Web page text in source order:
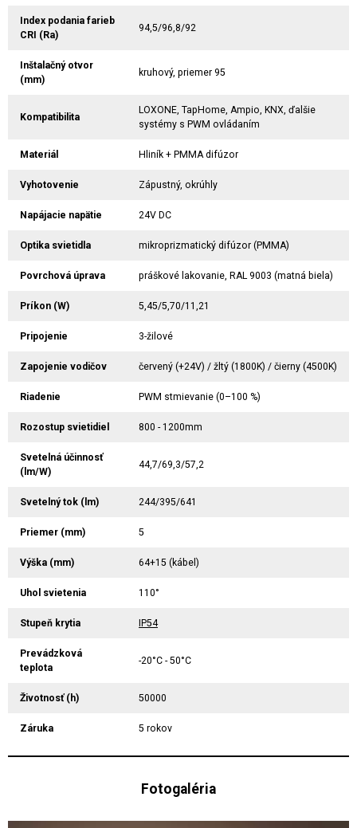
Index podania farieb
CRI (Ra)
94,5/96,8/92
Inštalačný otvor
(mm)
kruhový, priemer 95
Kompatibilita
LOXONE, TapHome, Ampio, KNX, ďalšie
systémy s PWM ovládaním
Materiál Hliník + PMMA difúzor
Vyhotovenie Zápustný, okrúhly
Napájacie napätie 24V DC
Optika svietidla mikroprizmatický difúzor (PMMA)
Povrchová úprava práškové lakovanie, RAL 9003 (matná biela)
Príkon (W) 5,45/5,70/11,21
Pripojenie 3-žilové
Zapojenie vodičov červený (+24V) / žltý (1800K) / čierny (4500K)
Riadenie PWM stmievanie (0–100 %)
Rozostup svietidiel 800 - 1200mm
Svetelná účinnosť
(lm/W)
44,7/69,3/57,2
Svetelný tok (lm) 244/395/641
Priemer (mm) 5
Výška (mm) 64+15 (kábel)
Uhol svietenia 110°
Stupeň krytia IP54
Prevádzková
teplota
-20°C - 50°C
Životnosť (h) 50000
Záruka 5 rokov
Fotogaléria